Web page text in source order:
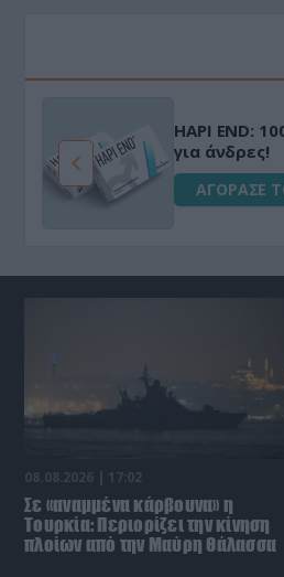
HAPI END:
για άνδρες!
ΑΓΟΡΑΣΕ
08.08.2026 | 17:02
Σε «αναμμένα κάρβουνα» η
Τουρκία: Περιορίζει την κίνηση
πλοίων από την Μαύρη Θάλασσα